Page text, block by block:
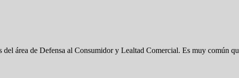
del área de Defensa al Consumidor y Lealtad Comercial. Es muy común